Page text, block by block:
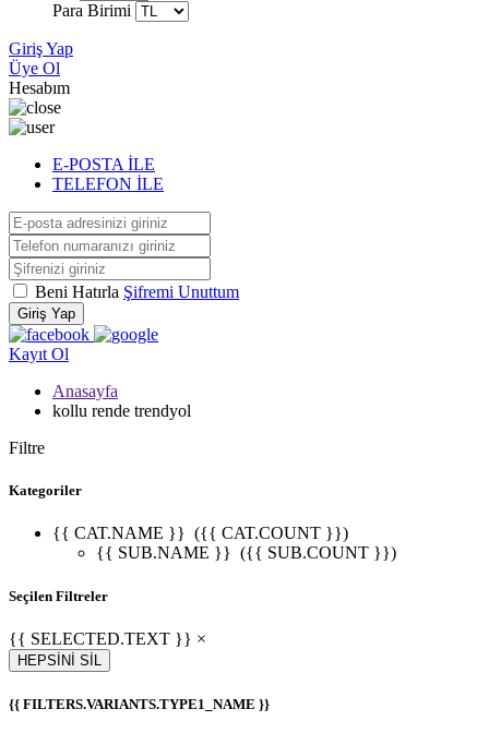
Para Birimi
Giriş Yap
Üye Ol
Hesabım
E-POSTA İLE
TELEFON İLE
Beni Hatırla Şifremi Unuttum
Giriş Yap
Kayıt Ol
Anasayfa
kollu rende trendyol
Filtre
Kategoriler
{{ CAT.NAME }} ({{ CAT.COUNT }})
{{ SUB.NAME }} ({{ SUB.COUNT }})
Seçilen Filtreler
{{ SELECTED.TEXT }} ×
HEPSİNİ SİL
{{ FILTERS.VARIANTS.TYPE1_NAME }}